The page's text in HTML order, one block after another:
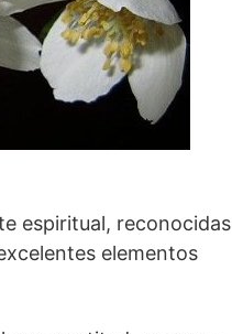
espiritual, reconocidas
elementos